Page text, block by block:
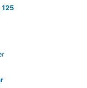
125